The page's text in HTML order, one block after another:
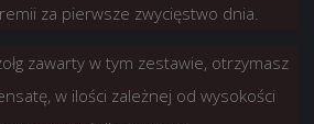
kredytów zdobywanych w bitwie na 1
za pierwsze zwycięstwo dnia.
zawarty w tym zestawie, otrzymasz
w ilości zależnej od wysokości